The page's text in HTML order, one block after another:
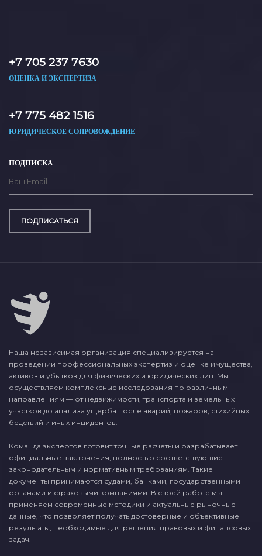
+7 705 237 7630
ОЦЕНКА И ЭКСПЕРТИЗА
+7 775 482 1516
ЮРИДИЧЕСКОЕ СОПРОВОЖДЕНИЕ
ПОДПИСКА
ПОДПИСАТЬСЯ
Наша независимая организация специализируется на
проведении профессиональных экспертиз и оценке имущества,
активов и убытков для физических и юридических лиц. Мы
осуществляем комплексные исследования по различным
направлениям — от недвижимости, транспорта и земельных
участков до анализа ущерба после аварий, пожаров, стихийных
бедствий и иных инцидентов.
Команда экспертов готовит точные расчёты и разрабатывает
официальные заключения, полностью соответствующие
законодательным и нормативным требованиям. Такие
документы принимаются судами, банками, государственными
органами и страховыми компаниями. В своей работе мы
применяем современные методики и актуальные рыночные
данные, что позволяет получать достоверные и объективные
результаты, необходимые для решения правовых и финансовых
задач.